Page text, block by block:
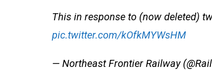
This in response to (now deleted)
pic.twitter.com/kOfkMYWsHM
— Northeast Frontier Railway